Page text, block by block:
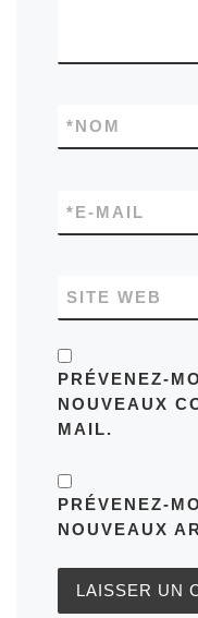
NOM
*
E-MAIL
*
SITE WEB
PRÉVENEZ-
NOUVEAUX
MAIL.
PRÉVENEZ-
NOUVEAUX